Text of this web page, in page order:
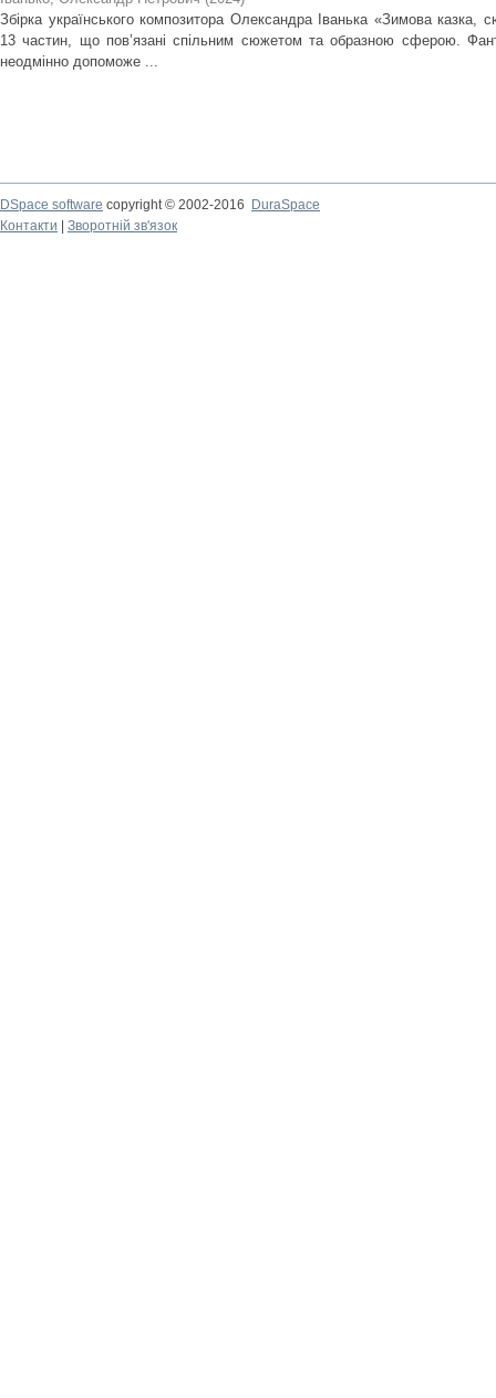
Збірка українського композитора Олександра Іванька «Зимова казка,
13 частин, що пов’язані спільним сюжетом та образною сферою.
неодмінно допоможе ...
DSpace software copyright © 2002-2016
DuraSpace
Контакти
Зворотній зв'язок